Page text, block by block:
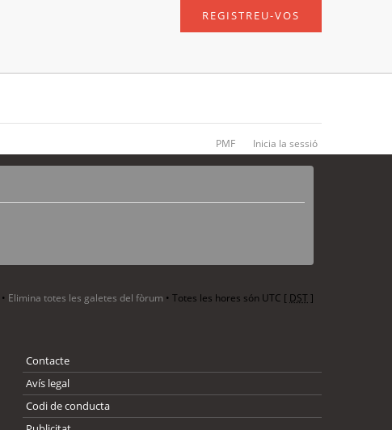
REGISTREU-VOS
PMF Inicia la sessió
• Elimina totes les galetes del fòrum • Totes les hores són UTC [ DST]
Contacte
Avís legal
Codi de conducta